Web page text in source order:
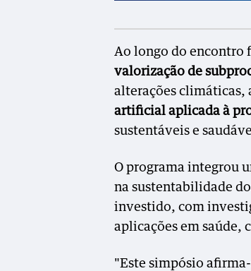
Ao longo do encontro
valorização de
alterações climáticas,
artificial aplicada à
sustentáveis e
O programa integrou
na sustentabilidade
investido, com
aplicações em saúde,
"Este simpósio